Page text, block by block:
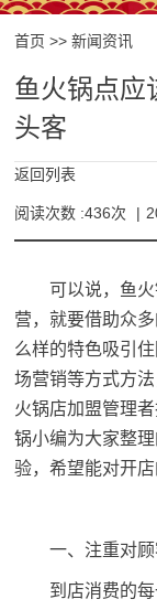
首页 >>新闻资讯
鱼火锅点应
头客
返回列表
阅读次数 :436次 |
可以说，鱼火
营，就要借助众
么样的特色吸引
场营销等方式方
火锅店加盟管理
锅小编为大家整
验，希望能对开
一、注重对顾
到店消费的每